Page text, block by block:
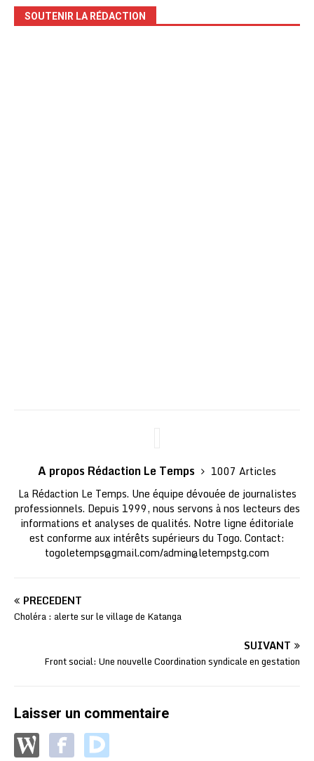
SOUTENIR LA RÉDACTION
A propos Rédaction Le Temps
1007 Articles
La Rédaction Le Temps. Une équipe dévouée de journalistes
professionnels. Depuis 1999, nous servons à nos lecteurs des
informations et analyses de qualités. Notre ligne éditoriale
est conforme aux intérêts supérieurs du Togo. Contact:
togoletemps@gmail.com/admin@letempstg.com
PRÉCÉDENT
Choléra : alerte sur le village de Katanga
SUIVANT
Front social: Une nouvelle Coordination syndicale en gestation
Laisser un commentaire